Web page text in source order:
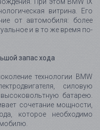
iX - электродвигатели
В отличие от моторов
конструкция позволяет
металлов в магнитных
производства.
силовая установка
позволяет разгоняться от
Высоковольтная
111,5 кВт·ч и полезную
хода по циклу WLTP в
и колёс может